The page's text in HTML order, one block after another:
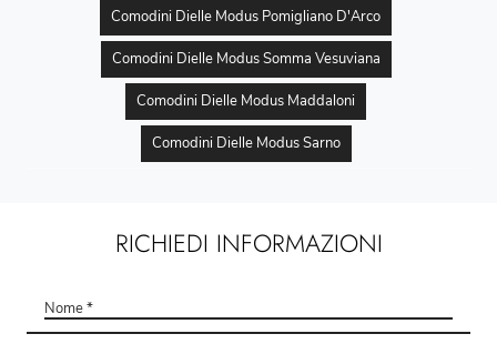
Comodini Dielle Modus Pomigliano D'Arco
Comodini Dielle Modus Somma Vesuviana
Comodini Dielle Modus Maddaloni
Comodini Dielle Modus Sarno
RICHIEDI INFORMAZIONI